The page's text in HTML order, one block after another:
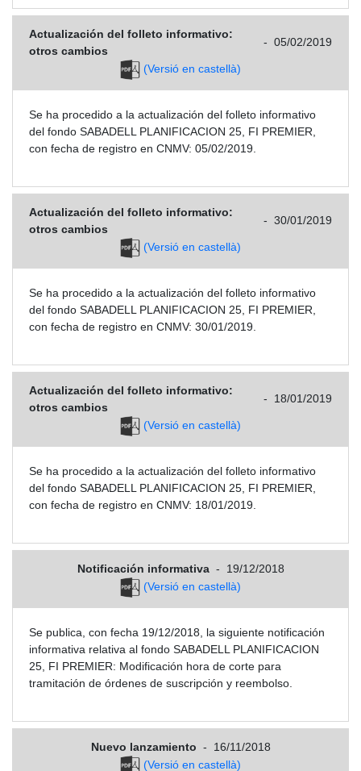
Actualización del folleto informativo:
otros cambios
- 05/02/2019
(Versió en castellà)
Se ha procedido a la actualización del folleto informativo
del fondo SABADELL PLANIFICACION 25, FI PREMIER,
con fecha de registro en CNMV: 05/02/2019.
Actualización del folleto informativo:
otros cambios
- 30/01/2019
(Versió en castellà)
Se ha procedido a la actualización del folleto informativo
del fondo SABADELL PLANIFICACION 25, FI PREMIER,
con fecha de registro en CNMV: 30/01/2019.
Actualización del folleto informativo:
otros cambios
- 18/01/2019
(Versió en castellà)
Se ha procedido a la actualización del folleto informativo
del fondo SABADELL PLANIFICACION 25, FI PREMIER,
con fecha de registro en CNMV: 18/01/2019.
Notificación informativa -
19/12/2018
(Versió en castellà)
Se publica, con fecha 19/12/2018, la siguiente notificación
informativa relativa al fondo SABADELL PLANIFICACION
25, FI PREMIER: Modificación hora de corte para
tramitación de órdenes de suscripción y reembolso.
Nuevo lanzamiento -
16/11/2018
(Versió en castellà)